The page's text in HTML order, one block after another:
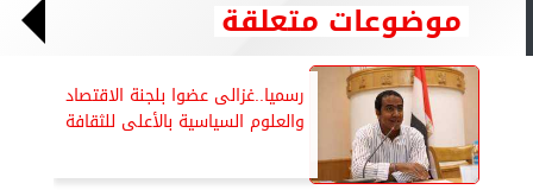
موضوعات متعلقة
رسميا..غزالى عضوا بلجنة الاقتصاد
والعلوم السياسية بالأعلى للثقافة